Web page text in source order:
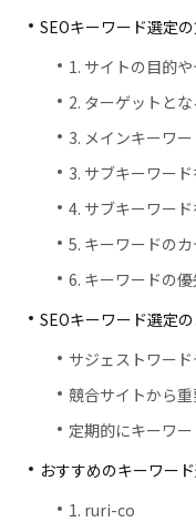
SEOキーワード選定
1. サイトの目的
2. ターゲットと
3. メインキーワ
3. サブキーワー
4. サブキーワー
5. キーワードの
6. キーワードの
SEOキーワード選定
サジェストワー
競合サイトから
定期的にキーワ
おすすめのキーワード
1. ruri-co